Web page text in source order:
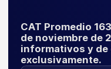
CAT Promedio
de noviembre de
informativos y de
exclusivamente.